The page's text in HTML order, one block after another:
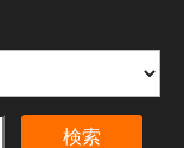
検索